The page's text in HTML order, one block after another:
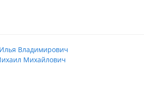
Владимирович
Михайлович